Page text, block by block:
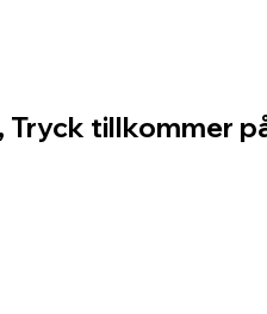
Tryck tillkommer